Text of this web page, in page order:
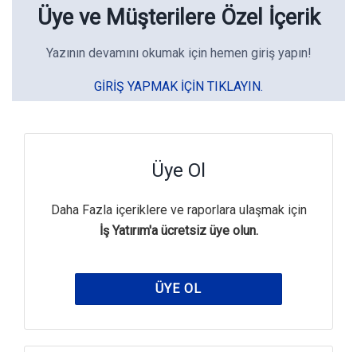
Üye ve Müşterilere Özel İçerik
Yazının devamını okumak için hemen giriş yapın!
GIRIŞ YAPMAK IÇIN TIKLAYIN.
Üye Ol
Daha Fazla içeriklere ve raporlara ulaşmak için
İş Yatırım'a ücretsiz üye olun.
ÜYE OL